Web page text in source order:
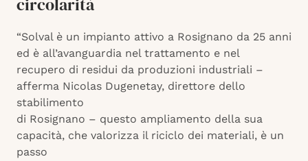
circolarità
“Solval è un impianto attivo a Rosignano da 25 anni
ed è all’avanguardia nel trattamento e nel
recupero di residui da produzioni industriali –
afferma Nicolas Dugenetay, direttore dello
stabilimento
di Rosignano – questo ampliamento della sua
capacità, che valorizza il riciclo dei materiali, è un
passo